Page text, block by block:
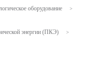
оборудование >
энергии (ПКЭ) >